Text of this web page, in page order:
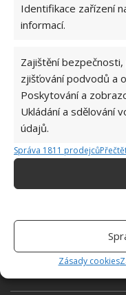
Identifikace zařízení
informací.
Zajištění
zjišťování podvodů a
Poskytování a
Ukládání a sdělování
údajů.
Správa 1811 prodejců
Zásady cookies